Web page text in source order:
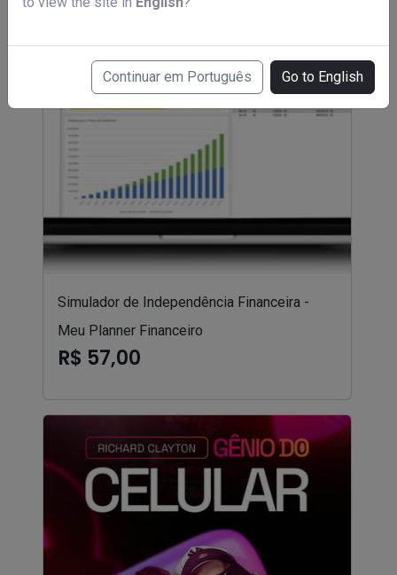
Continuar em Português Go to English
Simulador de Independência Financeira -
Meu Planner Financeiro
R$ 57,00